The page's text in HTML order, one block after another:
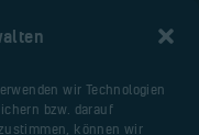
wir Technologien
bzw. darauf
können wir